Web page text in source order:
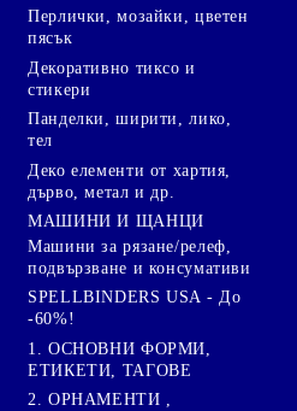
Перлички, мозайки, цветен
пясък
Декоративно тиксо и
стикери
Панделки, ширити, лико,
тел
Деко елементи от хартия,
дърво, метал и др.
МАШИНИ И ЩАНЦИ
Машини за рязане/релеф,
подвързване и консумативи
SPELLBINDERS USA - До
-60%!
1. ОСНОВНИ ФОРМИ,
ЕТИКЕТИ, ТАГОВЕ
2. ОРНАМЕНТИ ,